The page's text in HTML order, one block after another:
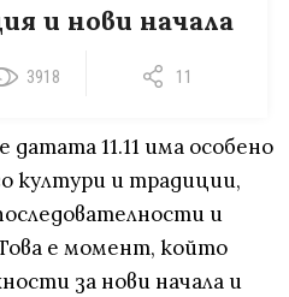
и нови начала
3918 11
датата 11.11 има особено
култури и традиции,
и
е момент, който
за нови начала и